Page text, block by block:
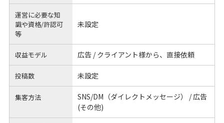
運営に必要な知
識や資格/許認可
等
未設定
収益モデル 広告 / クライアント様から、直接依頼
投稿数 未設定
集客方法
SNS/DM（ダイレクトメッセージ） / 広告
(その他)